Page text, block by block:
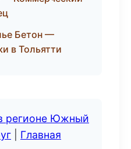
Бетон —
в Тольятти
регионе Южный
Главная